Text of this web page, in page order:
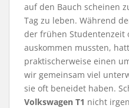
auf den Bauch scheinen
Tag zu leben. Während
der frühen Studentenzeit
auskommen mussten,
praktischerweise einen
wir gemeinsam viel
sie oft beneidet haben.
Volkswagen T1 nicht